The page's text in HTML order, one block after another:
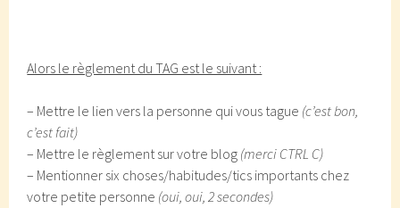
Alors le règlement du TAG est le suivant :
– Mettre le lien vers la personne qui vous tague (c’est bon,
c’est fait)
– Mettre le règlement sur votre blog (merci CTRL C)
– Mentionner six choses/habitudes/tics importants chez
votre petite personne (oui, oui, 2 secondes)